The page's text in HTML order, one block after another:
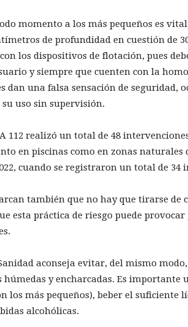
momento a los más pequeños es
de profundidad en cuestión de
los dispositivos de flotación, pues
y siempre que cuenten con la
dan una falsa sensación de seguridad,
uso sin supervisión.
112 realizó un total de 48
en piscinas como en zonas naturales
cuando se registraron un total de 34
también que no hay que tirarse de
esta práctica de riesgo puede
aconseja evitar, del mismo
húmedas y encharcadas. Es
los más pequeños), beber el
alcohólicas.